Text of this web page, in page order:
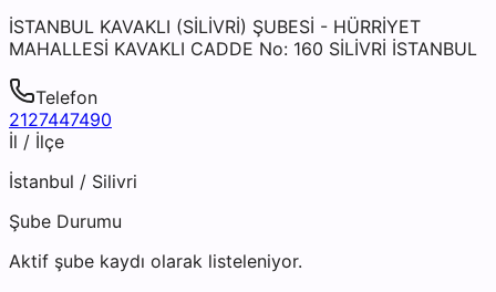
İSTANBUL KAVAKLI (SİLİVRİ) ŞUBESİ - HÜRRİYET
MAHALLESİ KAVAKLI CADDE No: 160 SİLİVRİ İSTANBUL
Telefon
2127447490
İl / İlçe
İstanbul / Silivri
Şube Durumu
Aktif şube kaydı olarak listeleniyor.